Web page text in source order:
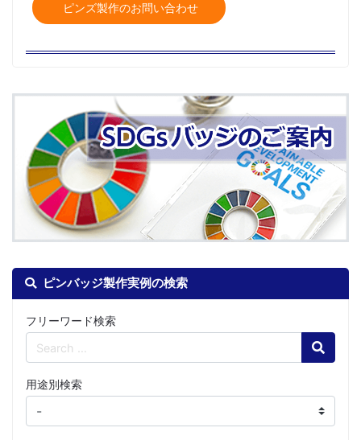
ピンバッジ製作実例の検索
フリーワード検索
Search
用途別検索
ピンズ製作のお問い合わせ